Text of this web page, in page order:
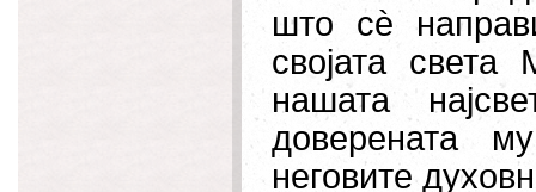
што сѐ
својата света
нашата
доверената
неговите